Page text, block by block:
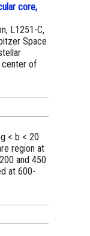
core,
L1251-C,
Space
center of
< b < 20
region at
and 450
at 600-